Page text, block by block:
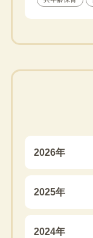
2026年
2025年
2024年